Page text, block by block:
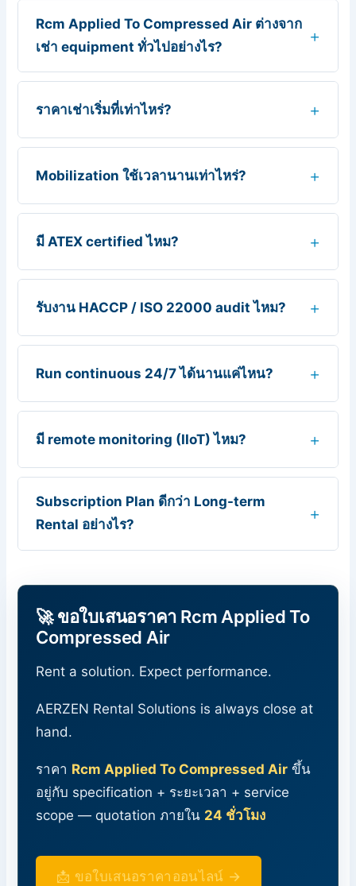
Rcm Applied To Compressed Air ต่างจาก
เช่า equipment ทั่วไปอย่างไร?
ราคาเช่าเริ่มที่เท่าไหร่?
Mobilization ใช้เวลานานเท่าไหร่?
มี ATEX certified ไหม?
รับงาน HACCP / ISO 22000 audit ไหม?
Run continuous 24/7 ได้นานแค่ไหน?
มี remote monitoring (IIoT) ไหม?
Subscription Plan ดีกว่า Long-term
Rental อย่างไร?
🚀 ขอใบเสนอราคา Rcm Applied To
Compressed Air
Rent a solution. Expect performance.
AERZEN Rental Solutions is always close at
hand.
ราคา Rcm Applied To Compressed Air ขึ้น
อยู่กับ specification + ระยะเวลา + service
scope — quotation ภายใน 24 ชั่วโมง
📩 ขอใบเสนอราคาออนไลน์ →